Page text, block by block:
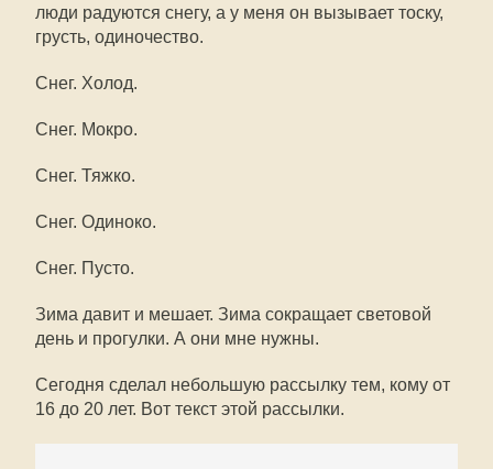
люди радуются снегу, а у меня он вызывает тоску,
грусть, одиночество.
Снег. Холод.
Снег. Мокро.
Снег. Тяжко.
Снег. Одиноко.
Снег. Пусто.
Зима давит и мешает. Зима сокращает световой
день и прогулки. А они мне нужны.
Сегодня сделал небольшую рассылку тем, кому от
16 до 20 лет. Вот текст этой рассылки.